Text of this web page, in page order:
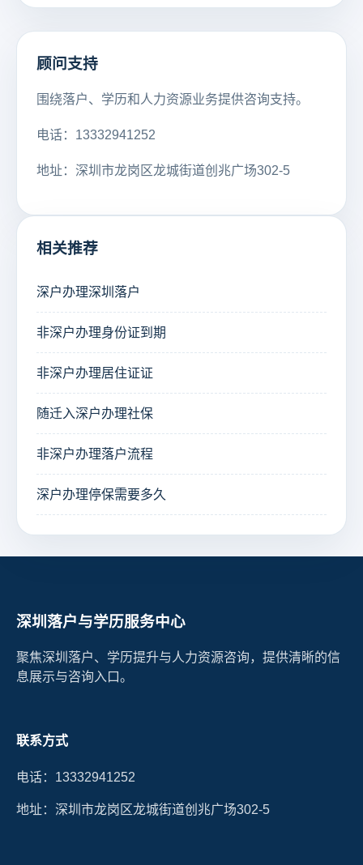
顾问支持
围绕落户、学历和人力资源业务提供咨询支持。
电话：13332941252
地址：深圳市龙岗区龙城街道创兆广场302-5
相关推荐
深户办理深圳落户
非深户办理身份证到期
非深户办理居住证证
随迁入深户办理社保
非深户办理落户流程
深户办理停保需要多久
深圳落户与学历服务中心
聚焦深圳落户、学历提升与人力资源咨询，提供清晰的信
息展示与咨询入口。
联系方式
电话：13332941252
地址：深圳市龙岗区龙城街道创兆广场302-5